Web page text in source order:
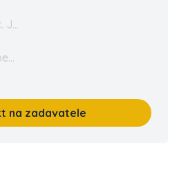
J...
na zadavatele